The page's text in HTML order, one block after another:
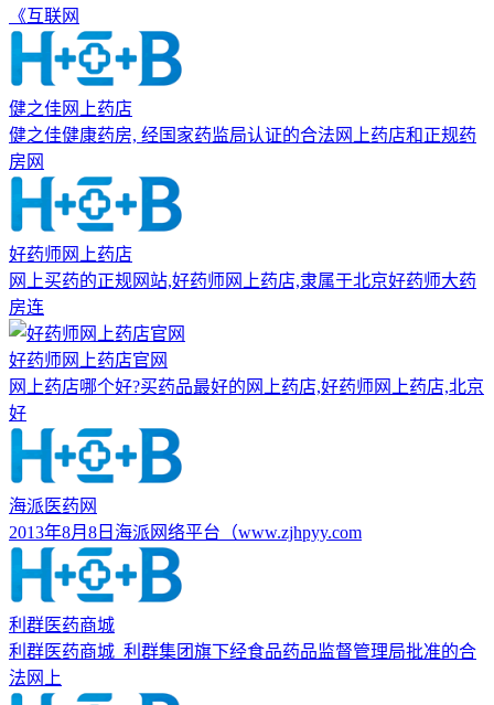
《互联网
健之佳网上药店
健之佳健康药房, 经国家药监局认证的合法网上药店和正规药
房网
好药师网上药店
网上买药的正规网站,好药师网上药店,隶属于北京好药师大药
房连
好药师网上药店官网
网上药店哪个好?买药品最好的网上药店,好药师网上药店,北京
好
海派医药网
2013年8月8日海派网络平台（www.zjhpyy.com
利群医药商城
利群医药商城_利群集团旗下经食品药品监督管理局批准的合
法网上